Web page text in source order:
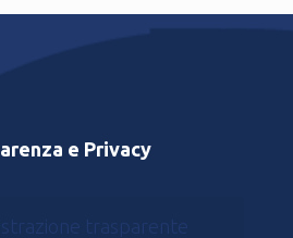
e Privacy
trasparente